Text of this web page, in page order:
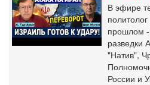
В эфире
прошлом
разведки
"Натив",
России и